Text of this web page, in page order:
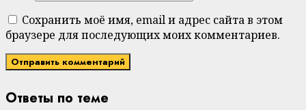
Сохранить моё имя, email и адрес сайта в этом
браузере для последующих моих комментариев.
Ответы по теме